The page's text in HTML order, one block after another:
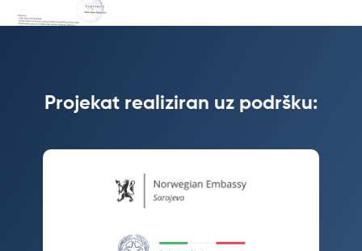
Projekat realiziran uz podršku: